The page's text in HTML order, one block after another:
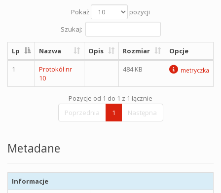
Pokaż
pozycji
Szukaj:
Lp Nazwa Opis Rozmiar Opcje
1
Protokół nr
10
484 KB metryczka
Pozycje od 1 do 1 z 1 łącznie
Poprzednia
1 Następna
Metadane
Informacje